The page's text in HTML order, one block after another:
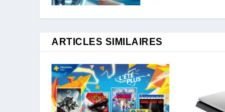
ARTICLES SIMILAIRES